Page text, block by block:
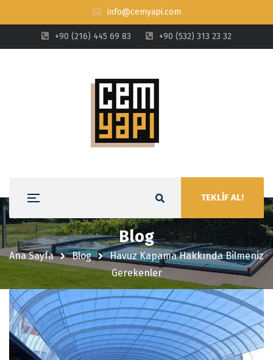
info@cemyapi.com
+90 (216) 445 69 83 +90 (532) 313 23 32
TEKLİF AL!
Blog
Ana Sayfa Blog
Havuz Kapama Hakkında Bilmeniz
Gerekenler